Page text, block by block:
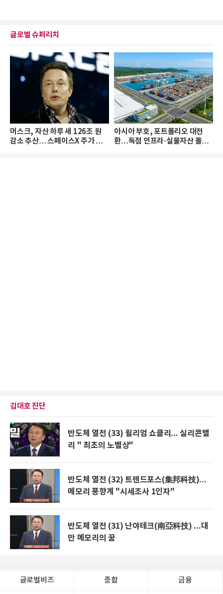
글로벌 슈퍼리치
머스크, 자산 하루 새 126조 원
감소 추산… 스페이스X 주가 하
아시아 부호, 포트폴리오 대전
환…독점 인프라·실물자산 몰린
김대호 진단
반도체 열전 (33) 윌리엄 쇼클리... 실리콘밸
리 " 최초의 노벨상"
반도체 열전 (32) 트렌드포스(集邦科技)...
메모리 풍향계 "시세조사 1인자"
반도체 열전 (31) 난야테크(南亞科技) ...대
만 메모리의 꿈
글로벌비즈 종합 금융